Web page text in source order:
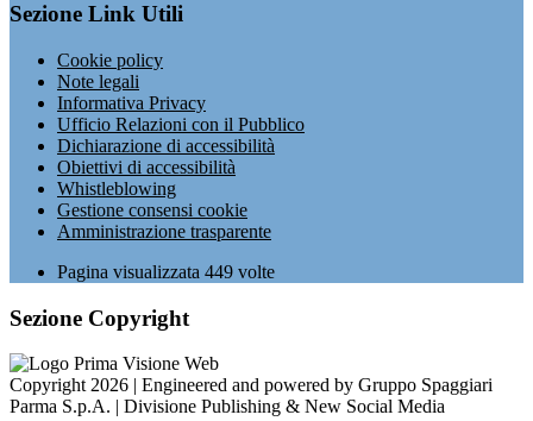
Sezione Link Utili
Cookie policy
Note legali
Informativa Privacy
Ufficio Relazioni con il Pubblico
Dichiarazione di accessibilità
Obiettivi di accessibilità
Whistleblowing
Gestione consensi cookie
Amministrazione trasparente
Pagina visualizzata 449 volte
Sezione Copyright
Copyright 2026 | Engineered and powered by Gruppo Spaggiari
Parma S.p.A. | Divisione Publishing & New Social Media